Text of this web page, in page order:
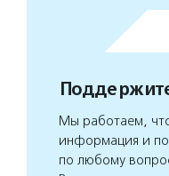
Мы работаем,
информация и
по любому